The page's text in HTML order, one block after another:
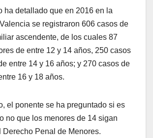
ha detallado que en 2016 en la
se registraron 606 casos de
ascendente, de los cuales 87
de entre 12 y 14 años, 250 casos
entre 14 y 16 años; y 270 casos de
16 y 18 años.
el ponente se ha preguntado si es
no que los menores de 14 sigan
Penal de Menores.